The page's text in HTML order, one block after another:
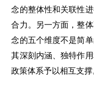
念的整体性和关联性
合力。另一方面，整
念的五个维度不是简
其深刻内涵、独特作
政策体系予以相互支撑